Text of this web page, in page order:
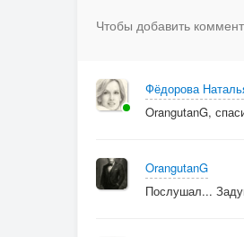
Там
Скинув года,
Как тяжелый груз,
Чтобы добавить
Фёдорова
OrangutanG,
OrangutanG
Послушал...